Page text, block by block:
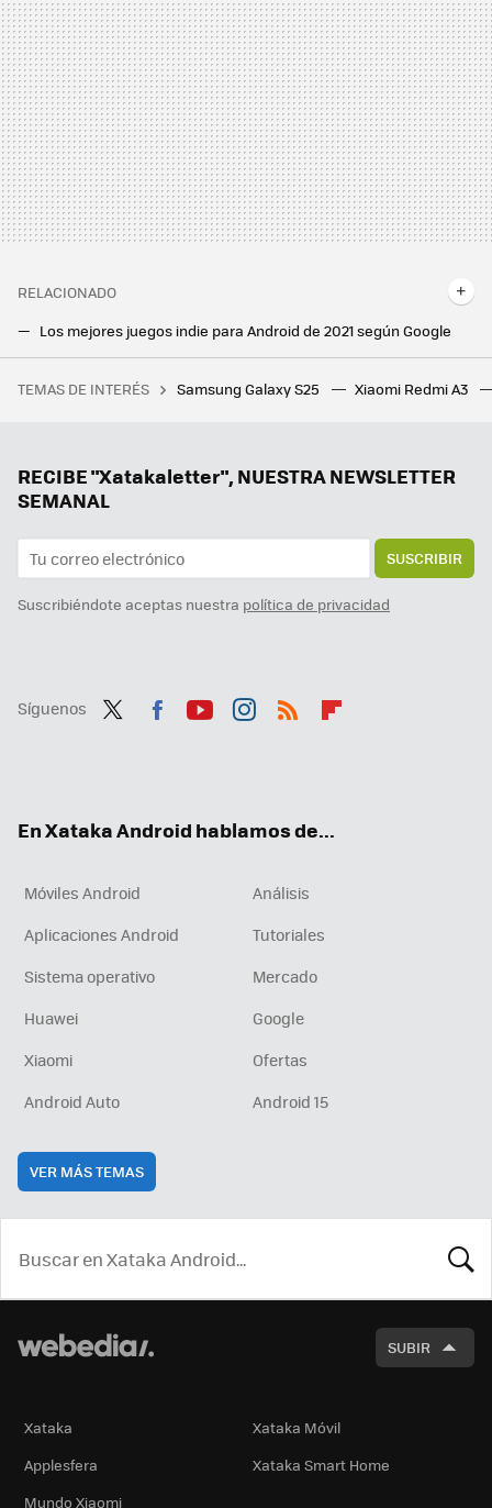
RELACIONADO
Los mejores juegos indie para Android de 2021 según Google
Google lanza I/O Pinball, un divertido juego protagonizado por Android, Chrome, Flutter y Firebase
El año mágico de la animación: cinco películas están copando la taquilla y Pixar no tiene nada que ver con ninguna de ellas
TEMAS DE INTERÉS Samsung Galaxy S25 Xiaomi Redmi A3
RECIBE "Xatakaletter", NUESTRA NEWSLETTER
SEMANAL
SUSCRIBIR
Suscribiéndote aceptas nuestra política de privacidad
Síguenos
En Xataka Android hablamos de...
Móviles Android
Análisis
Aplicaciones Android
Tutoriales
Sistema operativo
Mercado
Huawei
Google
Xiaomi
Ofertas
Android Auto
Android 15
VER MÁS TEMAS
SUBIR
Xataka
Xataka Móvil
Applesfera
Xataka Smart Home
Mundo Xiaomi